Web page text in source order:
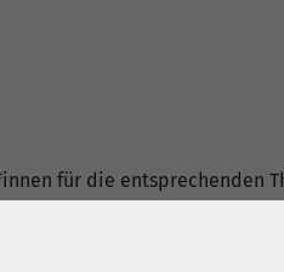
für die entsprechenden
bewerben.